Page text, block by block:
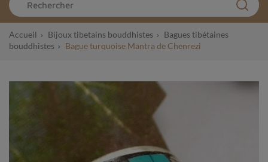
Accueil Bijoux tibetains bouddhistes
Bagues tibétaines
bouddhistes
Bague turquoise Mantra de Chenrezi